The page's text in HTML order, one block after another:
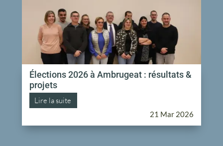
Élections 2026 à Ambrugeat : résultats &
projets
Lire la suite
21 Mar 2026